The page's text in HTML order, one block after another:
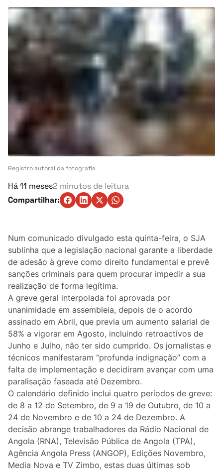
Negócios
Cultura
Religião
Turismo
Ambiente
Denúncia
Eventos
Auto
Agricultura
Vozes Pontuais
Lifestyle
Casa
Fama
Figuras
Orgulho ou Vergonha?
Vox Populi
Registro autoral da fotografia
Há 11 meses2 minutos de leitura
Compartilhar:
Num comunicado divulgado esta quinta-feira, o SJA
sublinha que a legislação nacional garante a liberdade
de adesão à greve como direito fundamental e prevê
sanções criminais para quem procurar impedir a sua
realização de forma legítima.
A greve geral interpolada foi aprovada por
unanimidade em assembleia, depois de o acordo
assinado em Abril, que previa um aumento salarial de
58% a vigorar em Agosto, incluindo retroactivos de
Junho e Julho, não ter sido cumprido. Os jornalistas e
técnicos manifestaram “profunda indignação” com a
falta de implementação e decidiram avançar com uma
paralisação faseada até Dezembro.
O calendário definido inclui quatro períodos de greve:
de 8 a 12 de Setembro, de 9 a 19 de Outubro, de 10 a
24 de Novembro e de 10 a 24 de Dezembro. A
decisão abrange trabalhadores da Rádio Nacional de
Angola (RNA), Televisão Pública de Angola (TPA),
Agência Angola Press (ANGOP), Edições Novembro,
Media Nova e TV Zimbo, estas duas últimas sob